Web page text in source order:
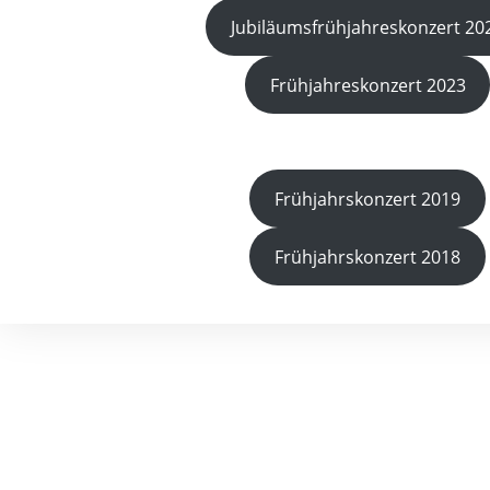
Jubiläumsfrühjahreskonzert
Frühjahreskonzert 2023
Frühjahrskonzert 2019
Frühjahrskonzert 2018